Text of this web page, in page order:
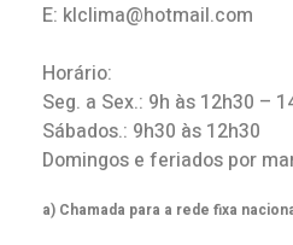
E: klclima@hotmail.com
Horário:
Seg. a Sex.: 9h às 12h30 –
Sábados.: 9h30 às 12h30
Domingos e feriados por
a) Chamada para a rede fixa